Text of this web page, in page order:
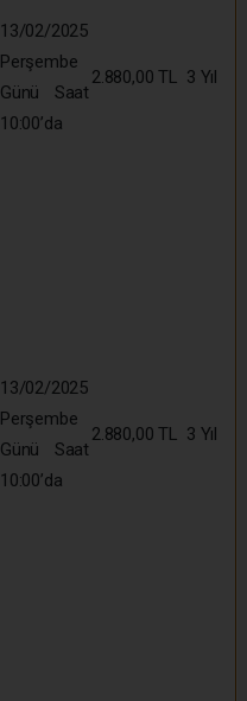
13/02/2025
Perşembe
Günü Saat
10:00’da
2.880,00 TL 3 Yıl
13/02/2025
Perşembe
Günü Saat
10:00’da
2.880,00 TL 3 Yıl